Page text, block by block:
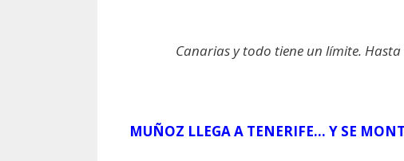
Canarias y todo tiene un límite.
MUÑOZ LLEGA A TENERIFE… Y SE